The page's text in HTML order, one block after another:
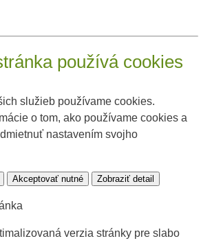
používá cookies
služieb používame cookies.
o tom, ako používame cookies a
nastavením svojho
Akceptovať nutné Zobraziť detail
verzia stránky pre slabo